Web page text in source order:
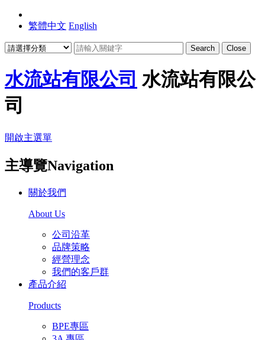
繁體中文 English
Search Close
水流站有限公司 水流站有限公
司
開啟主選單
主導覽Navigation
關於我們
About Us
公司沿革
品牌策略
經營理念
我們的客戶群
產品介紹
Products
BPE專區